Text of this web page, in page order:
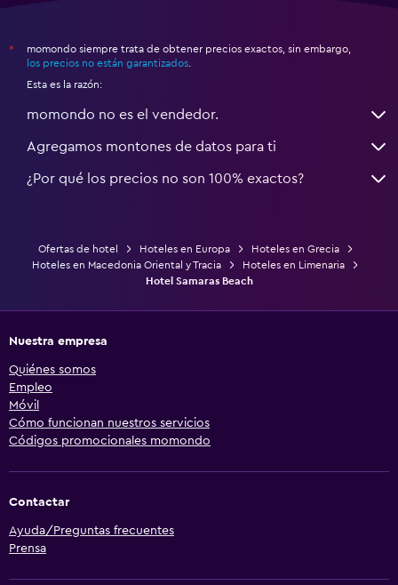
*
momondo siempre trata de obtener precios exactos, sin embargo,
los precios no están garantizados
Esta es la razón:
momondo no es el vendedor.
Agregamos montones de datos para ti
¿Por qué los precios no son 100% exactos?
Ofertas de hotel Hoteles en Europa
Hoteles en Grecia
Hoteles en Macedonia Oriental y Tracia
Hoteles en Limenaria
Hotel Samaras Beach
Nuestra empresa
Quiénes somos
Empleo
Móvil
Cómo funcionan nuestros servicios
Códigos promocionales momondo
Contactar
Ayuda/Preguntas frecuentes
Prensa